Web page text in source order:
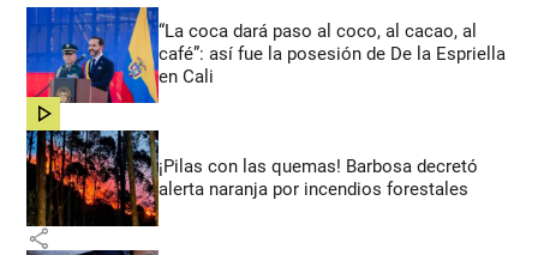
“La coca dará paso al coco, al cacao, al
café”: así fue la posesión de De la Espriella
en Cali
share
¡Pilas con las quemas! Barbosa decretó
alerta naranja por incendios forestales
share